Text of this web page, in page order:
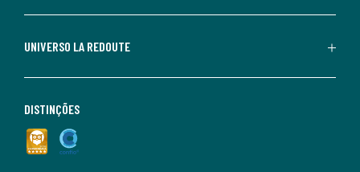
UNIVERSO LA REDOUTE
DISTINÇÕES